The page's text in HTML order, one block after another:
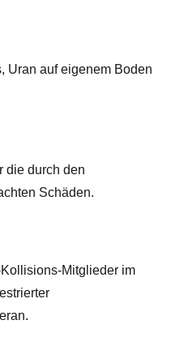
Uran auf eigenem Boden
die durch den
Schäden.
Mitglieder im